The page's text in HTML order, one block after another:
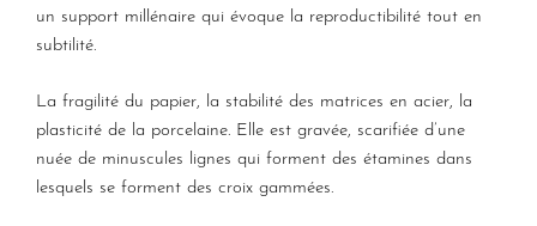
un support millénaire qui évoque la reproductibilité tout en
subtilité.
La fragilité du papier, la stabilité des matrices en acier, la
plasticité de la porcelaine. Elle est gravée, scarifiée d’une
nuée de minuscules lignes qui forment des étamines dans
lesquels se forment des croix gammées.